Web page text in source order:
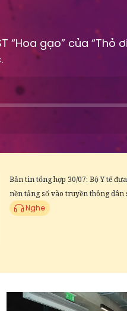
“Hoa gạo” của “Thỏ
Bản tin tổng hợp 30/07: Bộ Y tế
nền tảng số vào truyền thông dân
Nghe